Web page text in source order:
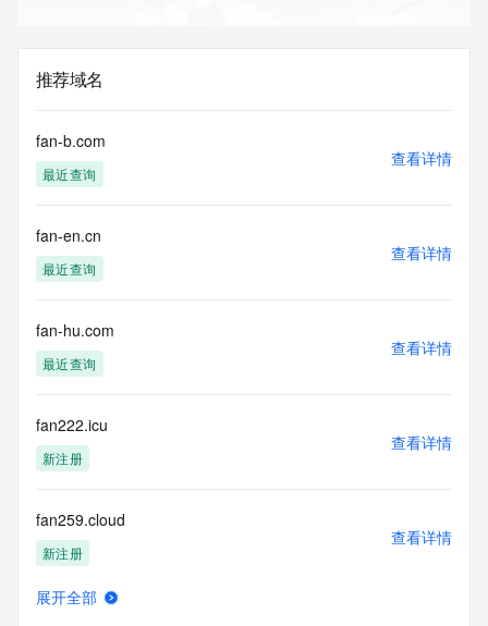
推荐域名
fan-b.com
最近查询
查看详情
fan-en.cn
最近查询
查看详情
fan-hu.com
最近查询
查看详情
fan222.icu
新注册
查看详情
fan259.cloud
新注册
查看详情
展开全部